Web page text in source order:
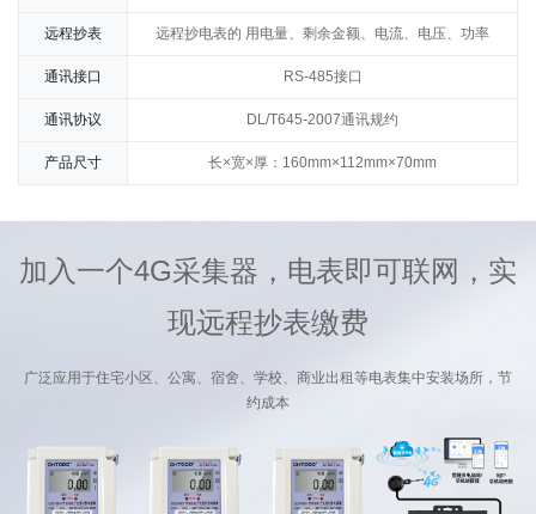
远程抄表 远程抄电表的 用电量、剩余金额、电流、电压、功率
通讯接口 RS-485接口
通讯协议 DL/T645-2007通讯规约
产品尺寸 长×宽×厚：160mm×112mm×70mm
加入一个4G采集器，电表即可联网，实
现远程抄表缴费
广泛应用于住宅小区、公寓、宿舍、学校、商业出租等电表集中安装场所，节
约成本